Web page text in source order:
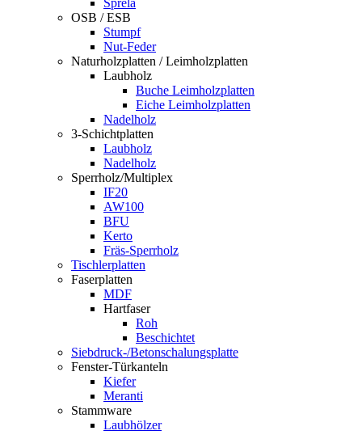
Sprela
OSB / ESB
Stumpf
Nut-Feder
Naturholzplatten / Leimholzplatten
Laubholz
Buche Leimholzplatten
Eiche Leimholzplatten
Nadelholz
3-Schichtplatten
Laubholz
Nadelholz
Sperrholz/Multiplex
IF20
AW100
BFU
Kerto
Fräs-Sperrholz
Tischlerplatten
Faserplatten
MDF
Hartfaser
Roh
Beschichtet
Siebdruck-/Betonschalungsplatte
Fenster-Türkanteln
Kiefer
Meranti
Stammware
Laubhölzer